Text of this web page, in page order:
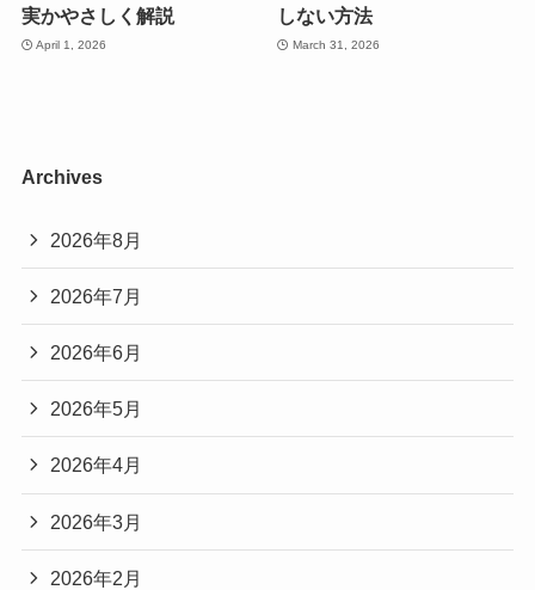
実かやさしく解説
April 1, 2026
しない方法
March 31, 2026
Archives
2026年8月
2026年7月
2026年6月
2026年5月
2026年4月
2026年3月
2026年2月